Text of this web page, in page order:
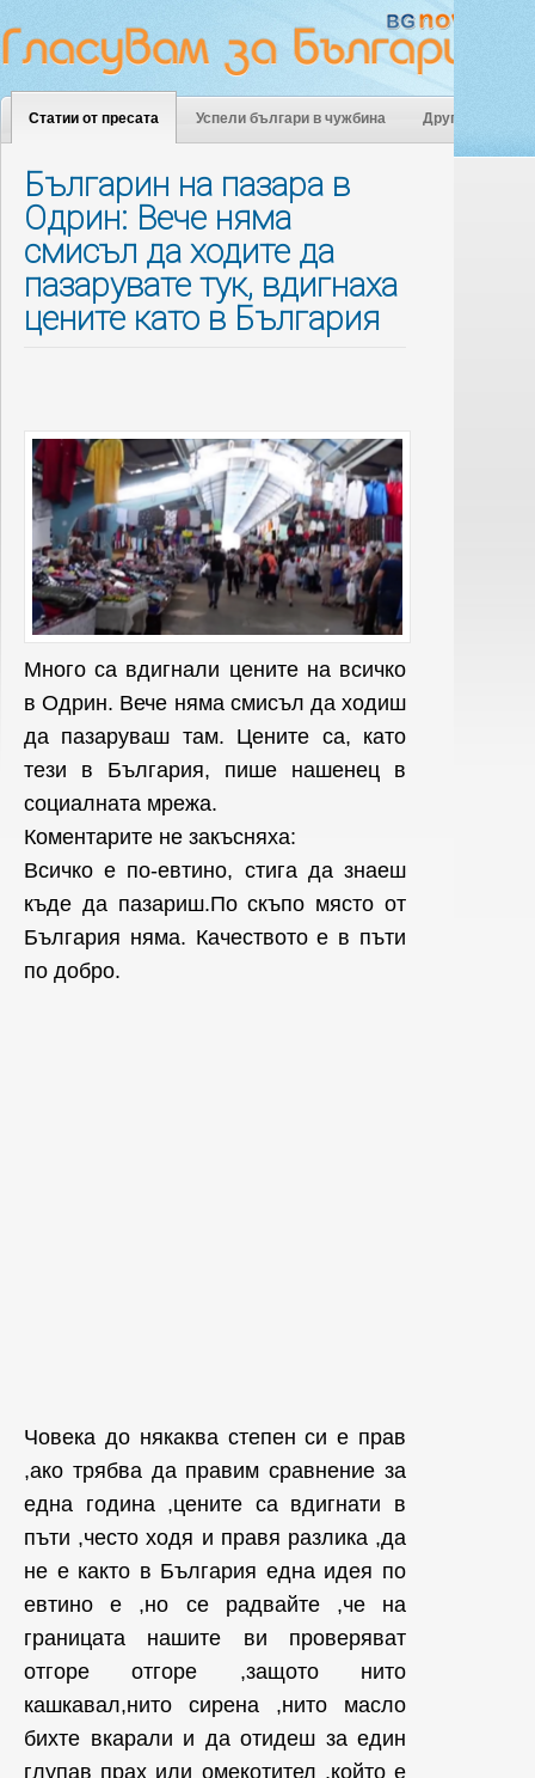
Статии от пресата Успели българи в чужбина Други
Българин на пазара в
Одрин: Вече няма
смисъл да ходите да
пазарувате тук, вдигнаха
цените като в България
Много са вдигнали цените на всичко
в Одрин. Вече няма смисъл да ходиш
да пазаруваш там. Цените са, като
тези в България, пише нашенец в
социалната мрежа.
Коментарите не закъсняха:
Всичко е по-евтино, стига да знаеш
къде да пазариш.По скъпо място от
България няма. Качеството е в пъти
по добро.
Човека до някаква степен си е прав
,ако трябва да правим сравнение за
една година ,цените са вдигнати в
пъти ,често ходя и правя разлика ,да
не е както в България една идея по
евтино е ,но се радвайте ,че на
границата нашите ви проверяват
отгоре отгоре ,защото нито
кашкавал,нито сирена ,нито масло
бихте вкарали и да отидеш за един
глупав прах или омекотител ,който е